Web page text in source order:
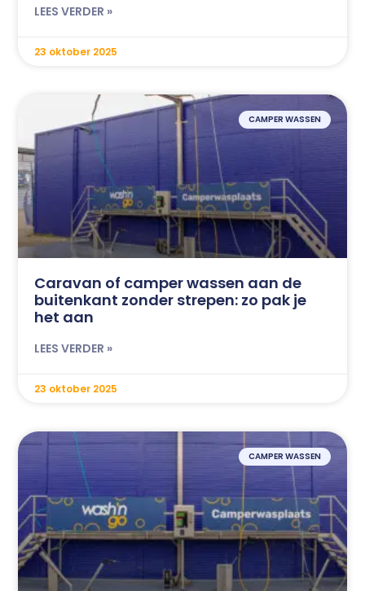
LEES VERDER »
23 oktober 2025
CAMPER WASSEN
Caravan of camper wassen aan de
buitenkant zonder strepen: zo pak je
het aan
LEES VERDER »
23 oktober 2025
CAMPER WASSEN